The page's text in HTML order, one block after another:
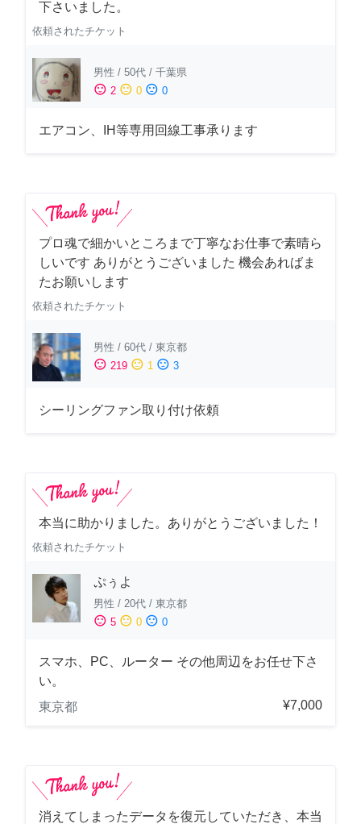
下さいました。
依頼されたチケット
男性 / 50代 / 千葉県
sentiment_satisfied 2 sentiment_neutral 0 sentiment_dissatisfied 0
エアコン、IH等専用回線工事承ります
プロ魂で細かいところまで丁寧なお仕事で素晴ら
しいです ありがとうございました 機会あればま
たお願いします
依頼されたチケット
男性 / 60代 / 東京都
sentiment_satisfied 219 sentiment_neutral 1 sentiment_dissatisfied 3
シーリングファン取り付け依頼
本当に助かりました。ありがとうございました！
依頼されたチケット
ぷぅよ
男性 / 20代 / 東京都
sentiment_satisfied 5 sentiment_neutral 0 sentiment_dissatisfied 0
スマホ、PC、ルーター その他周辺をお任せ下さ
い。
東京都
¥7,000
消えてしまったデータを復元していただき、本当